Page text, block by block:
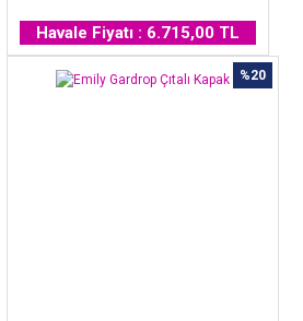
Havale Fiyatı : 6.715,00 TL
%20